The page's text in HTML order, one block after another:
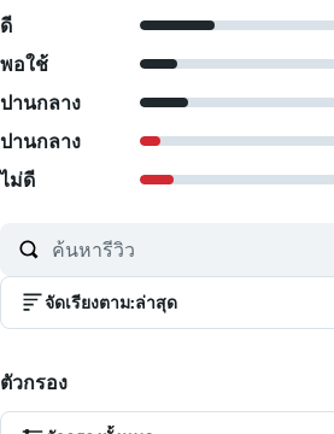
ดี
พอใช้
ปานกลาง
ปานกลาง
ไม่ดี
จัดเรียงตาม:ล่าสุด
ตัวกรอง